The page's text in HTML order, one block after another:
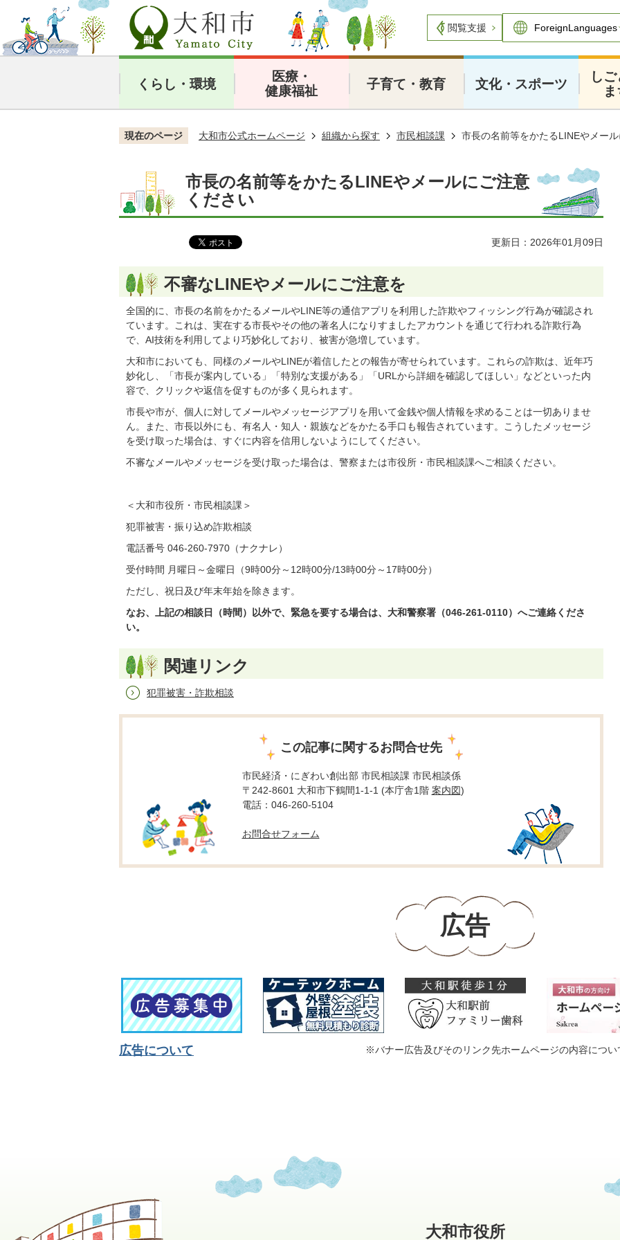
閲覧支援
くらし・環境
医療・
健康福祉
子育て・教育 文化・スポーツ
し
現在のページ 大和市公式ホームページ 組織から探す 市民相談課 市長の名前等をかたるLINEやメー
市長の名前等をかたるLINEやメールにご注意
ください
更新日：2026年01月09日
不審なLINEやメールにご注意を
全国的に、市長の名前をかたるメールやLINE等の通信アプリを利用した詐欺やフィッシング行為が確認され
ています。これは、実在する市長やその他の著名人になりすましたアカウントを通じて行われる詐欺行為
で、AI技術を利用してより巧妙化しており、被害が急増しています。
大和市においても、同様のメールやLINEが着信したとの報告が寄せられています。これらの詐欺は、近年巧
妙化し、「市長が案内している」「特別な支援がある」「URLから詳細を確認してほしい」などといった内
容で、クリックや返信を促すものが多く見られます。
市長や市が、個人に対してメールやメッセージアプリを用いて金銭や個人情報を求めることは一切ありませ
ん。また、市長以外にも、有名人・知人・親族などをかたる手口も報告されています。こうしたメッセージ
を受け取った場合は、すぐに内容を信用しないようにしてください。
不審なメールやメッセージを受け取った場合は、警察または市役所・市民相談課へご相談ください。
＜大和市役所・市民相談課＞
犯罪被害・振り込め詐欺相談
電話番号 046-260-7970（ナクナレ）
受付時間 月曜日～金曜日（9時00分～12時00分/13時00分～17時00分）
ただし、祝日及び年末年始を除きます。
なお、上記の相談日（時間）以外で、緊急を要する場合は、大和警察署（046‐261-0110）へご連絡くださ
い。
関連リンク
犯罪被害・詐欺相談
この記事に関するお問合せ先
市民経済・にぎわい創出部 市民相談課 市民相談係
〒242-8601 大和市下鶴間1-1-1 (本庁舎1階 案内図)
電話：046-260-5104
お問合せフォーム
広告
広告について ※バナー広告及びそのリンク先ホームページの内容につ
大和市役所